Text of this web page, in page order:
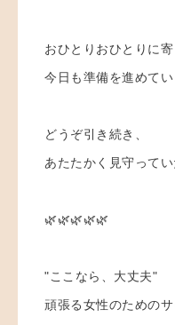
おひとりおひとりに
今日も準備を進めて
どうぞ引き続き、
あたたかく見守って
🌿🌿🌿🌿🌿
"ここなら、大丈夫"
頑張る女性のための